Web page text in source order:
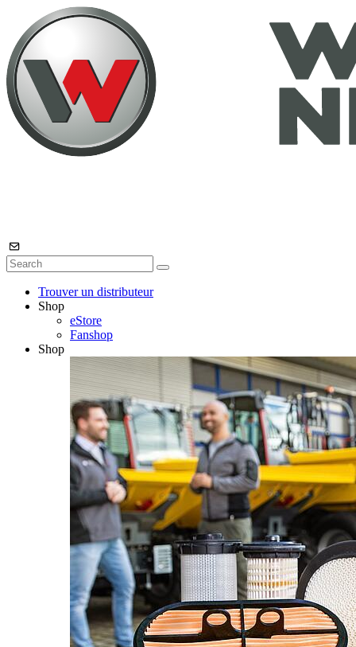
Trouver un distributeur
Shop
eStore
Fanshop
Shop